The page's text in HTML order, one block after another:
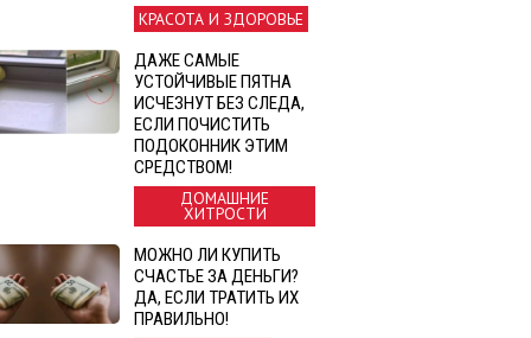
КРАСОТА И ЗДОРОВЬЕ
ДАЖЕ САМЫЕ
УСТОЙЧИВЫЕ ПЯТНА
ИСЧЕЗНУТ БЕЗ СЛЕДА,
ЕСЛИ ПОЧИСТИТЬ
ПОДОКОННИК ЭТИМ
СРЕДСТВОМ!
ДОМАШНИЕ
ХИТРОСТИ
МОЖНО ЛИ КУПИТЬ
СЧАСТЬЕ ЗА ДЕНЬГИ?
ДА, ЕСЛИ ТРАТИТЬ ИХ
ПРАВИЛЬНО!